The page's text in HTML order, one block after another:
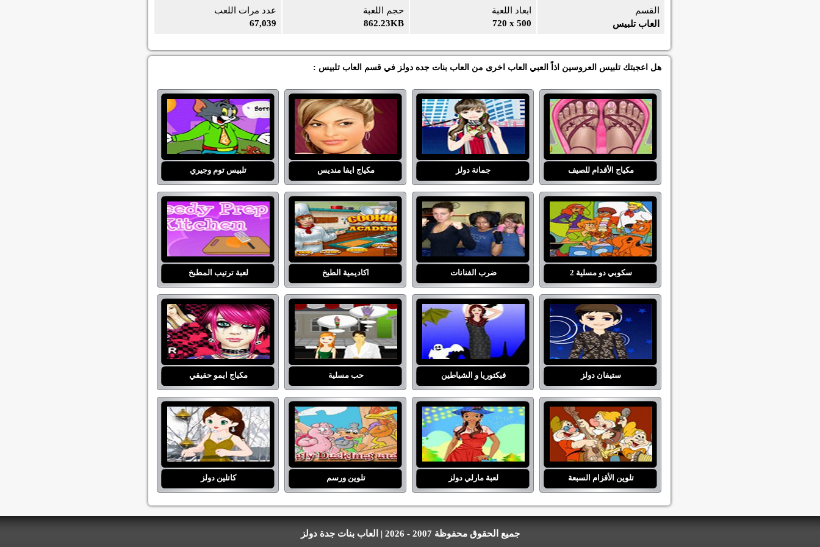
عدد مرات اللعب
67,039
حجم اللعبة
862.23KB
ابعاد اللعبة
720 x 500
القسم
العاب تلبيس
هل اعجبتك تلبيس العروسين اذاً العبي العاب اخرى من العاب بنات جده دولز في قسم العاب تلبيس :
مكياج الأقدام للصيف جمانة دولز مكياج ايفا منديس تلبيس توم وجيري
سكوبي دو مسلية 2 ضرب الفنانات اكاديمية الطبخ لعبة ترتيب المطبخ
ستيفان دولز فيكتوريا و الشياطين حب مسلية مكياج ايمو حقيقي
تلوين الأقزام السبعة لعبة مارلي دولز تلوين ورسم كاتلين دولز
جميع الحقوق محفوظة 2007 - 2026 | العاب بنات جدة دولز